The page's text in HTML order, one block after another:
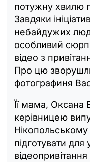
потужну хвилю
Завдяки
небайдужих
особливий
відео з
Про цю
фотографиня
Її мама, Оксана
керівницею
Нікопольському
підготувати для
відеопривітання